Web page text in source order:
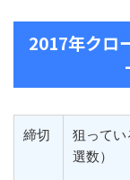
2017年クロ
締切
狙ってい
選数）